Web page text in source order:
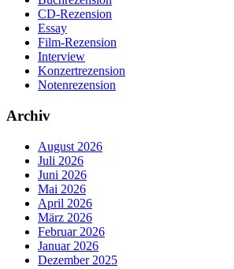
CD-Rezension
Essay
Film-Rezension
Interview
Konzertrezension
Notenrezension
Archiv
August 2026
Juli 2026
Juni 2026
Mai 2026
April 2026
März 2026
Februar 2026
Januar 2026
Dezember 2025